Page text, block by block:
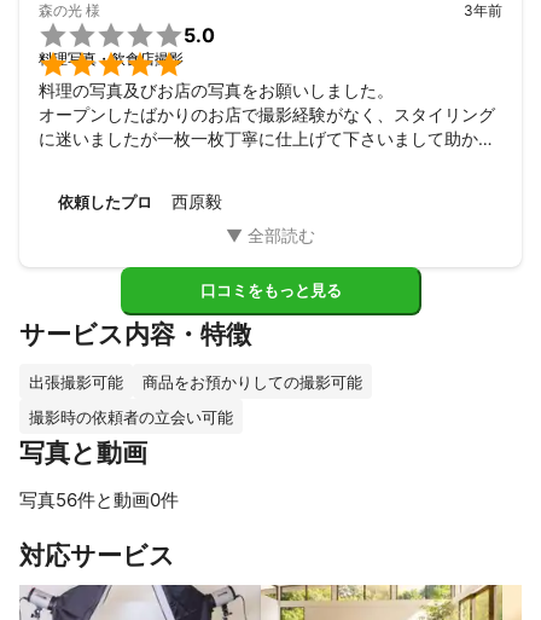
森の光 様


5.0
料理写真・飲食店撮影
3年前
料理の写真及びお店の写真をお願いしました。
オープンしたばかりのお店で撮影経験がなく、スタイリング
に迷いましたが一枚一枚丁寧に仕上げて下さいまして助かり
ださった事心から感謝します。
写真の補正も素敵ですし、アフターフォローも素晴らしかっ
また機会が有れば是非お願いしたいです。
ありがとう御座います。
依頼したプロ 西原毅
口コミをもっと見る
サービス内容・特徴
出張撮影可能
商品をお預かりしての撮影可能
撮影時の依頼者の立会い可能
写真と動画
写真56件と動画0件
対応サービス